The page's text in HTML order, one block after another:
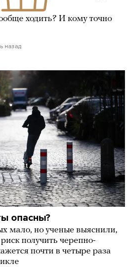
ходить? И кому точно
назад
опасны?
мало, но ученые выяснили,
получить черепно-
почти в четыре раза